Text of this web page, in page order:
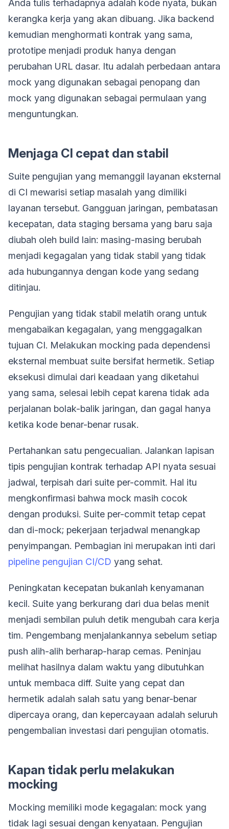
Anda tulis terhadapnya adalah kode nyata, bukan
kerangka kerja yang akan dibuang. Jika backend
kemudian menghormati kontrak yang sama,
prototipe menjadi produk hanya dengan
perubahan URL dasar. Itu adalah perbedaan antara
mock yang digunakan sebagai penopang dan
mock yang digunakan sebagai permulaan yang
menguntungkan.
Menjaga CI cepat dan stabil
Suite pengujian yang memanggil layanan eksternal
di CI mewarisi setiap masalah yang dimiliki
layanan tersebut. Gangguan jaringan, pembatasan
kecepatan, data staging bersama yang baru saja
diubah oleh build lain: masing-masing berubah
menjadi kegagalan yang tidak stabil yang tidak
ada hubungannya dengan kode yang sedang
ditinjau.
Pengujian yang tidak stabil melatih orang untuk
mengabaikan kegagalan, yang menggagalkan
tujuan CI. Melakukan mocking pada dependensi
eksternal membuat suite bersifat hermetik. Setiap
eksekusi dimulai dari keadaan yang diketahui
yang sama, selesai lebih cepat karena tidak ada
perjalanan bolak-balik jaringan, dan gagal hanya
ketika kode benar-benar rusak.
Pertahankan satu pengecualian. Jalankan lapisan
tipis pengujian kontrak terhadap API nyata sesuai
jadwal, terpisah dari suite per-commit. Hal itu
mengkonfirmasi bahwa mock masih cocok
dengan produksi. Suite per-commit tetap cepat
dan di-mock; pekerjaan terjadwal menangkap
penyimpangan. Pembagian ini merupakan inti dari
pipeline pengujian CI/CD yang sehat.
Peningkatan kecepatan bukanlah kenyamanan
kecil. Suite yang berkurang dari dua belas menit
menjadi sembilan puluh detik mengubah cara kerja
tim. Pengembang menjalankannya sebelum setiap
push alih-alih berharap-harap cemas. Peninjau
melihat hasilnya dalam waktu yang dibutuhkan
untuk membaca diff. Suite yang cepat dan
hermetik adalah salah satu yang benar-benar
dipercaya orang, dan kepercayaan adalah seluruh
pengembalian investasi dari pengujian otomatis.
Kapan tidak perlu melakukan
mocking
Mocking memiliki mode kegagalan: mock yang
tidak lagi sesuai dengan kenyataan. Pengujian